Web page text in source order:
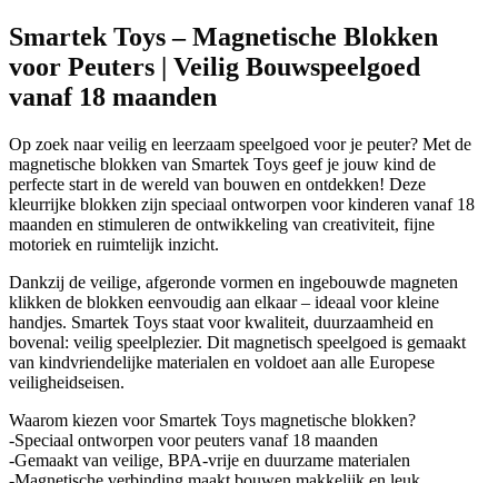
Smartek Toys – Magnetische Blokken
voor Peuters | Veilig Bouwspeelgoed
vanaf 18 maanden
Op zoek naar veilig en leerzaam speelgoed voor je peuter? Met de
magnetische blokken van Smartek Toys geef je jouw kind de
perfecte start in de wereld van bouwen en ontdekken! Deze
kleurrijke blokken zijn speciaal ontworpen voor kinderen vanaf 18
maanden en stimuleren de ontwikkeling van creativiteit, fijne
motoriek en ruimtelijk inzicht.
Dankzij de veilige, afgeronde vormen en ingebouwde magneten
klikken de blokken eenvoudig aan elkaar – ideaal voor kleine
handjes. Smartek Toys staat voor kwaliteit, duurzaamheid en
bovenal: veilig speelplezier. Dit magnetisch speelgoed is gemaakt
van kindvriendelijke materialen en voldoet aan alle Europese
veiligheidseisen.
Waarom kiezen voor Smartek Toys magnetische blokken?
-Speciaal ontworpen voor peuters vanaf 18 maanden
-Gemaakt van veilige, BPA-vrije en duurzame materialen